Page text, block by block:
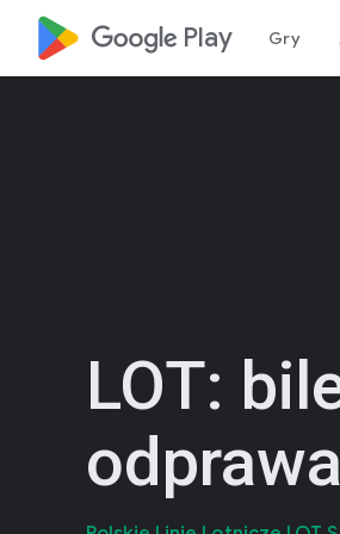
google_logo Play Gry
LOT:
odprawa